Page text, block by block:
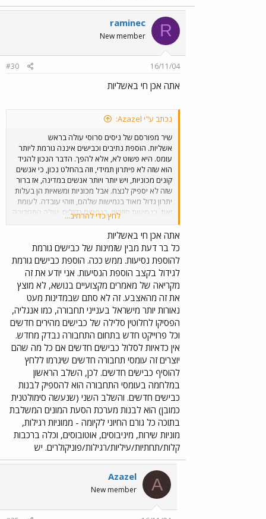
R
raminec
New member
16/11/04
#30
אתה אכן חי באשליות
נכתב ע"י Azazel:
שיר מפורסם של ניסים סרוסי עולה בראש
אשליות. הוספת נתיבים וכבישים איננה גורמת ליותר
עומס. היא פשוט לא, אלא להפך. הדבר הנכון להגיד
הוא שזה לא פיתרון תמידי, וזה בהחלט נכון, כי אנשים
קונים מכוניות, ויש יותר ויותר אנשים במדינה, אז ברור
שזה לא יספיק לנצח. אבל מכוניות ומשאיות הן בעלות
יתרון גדול מאוד בגמישות שלהם, וזוהי עובדה. לעומת
זאת, בנסיעות חוזרות, בנפחים גדולים, עולה התחבורה
המסילתית. לכן, כל פיתרון שלא יכלול את
האלמנטים, הוא, בפשטות, לא רציני.
לחץ כדי להרחיב...
אתה אכן חי באשליות
כל בר דעת מבין שזמינות של כבישים גורמת
להוספת נסיעות. ממש ככה. הוספת כבישים גורמת
לגידול בקצב הוספת הנסיעות. אני יודע את זה
מקריאה של מאמרים מקצועיים בנושא, לא מוצץ
את זה מהאצבע. זה לא סתם שבמדינות מעט
נאורות יותר מישראל בענייני תחבורה, כמו אנגליה,
הפסיקו לחלוטין סלילה של כבישים מהירים חדשים
וכל פרוייקט חדש בתחום התחבורה נבדק מחדש.
אין כדאיות לסלול כבישים חדשים אם כל מה שהם
יוצרים זה עומסי תחבורה חדשים שיגרמו ללחץ
להוסיף כבישים חדשים. לכן, השלב הראשון
במלחמה בעומסי התחבורה הוא להספיק לבנות
כבישים חדשים. והשלב השני (שנעשה סימולטנית
כמובן) הוא לבנות מערכת הסעת המונים המשלבת
בתוכה כל גורם החיוני לקיומה - ממוניות רגילות,
מוניות שירות, מיניבוסים, אוטובוסים, וכלה ברכבות
קלות/תחתיות/עיליות/רגילות/פוניקולרים. יש
A
Azazel
New member